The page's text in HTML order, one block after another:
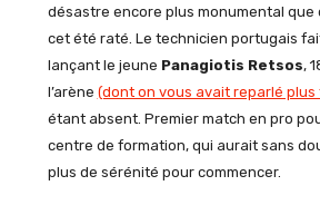
désastre encore plus monumental que
cet été raté. Le technicien portugais
lançant le jeune Panagiotis Retsos,
l’arène (dont on vous avait reparlé plus
étant absent. Premier match en pro
centre de formation, qui aurait sans
plus de sérénité pour commencer.